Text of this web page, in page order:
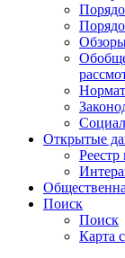
Открытые
Поиск
Поиск
Карта